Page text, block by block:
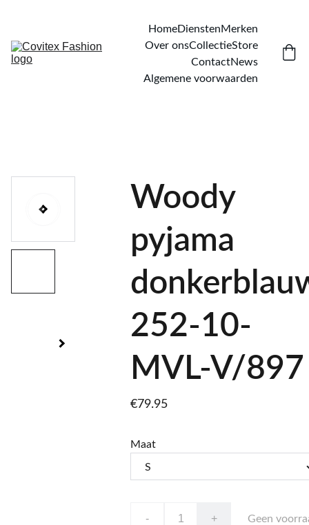
HomeDienstenMerken
Over onsCollectieStore
ContactNews
Algemene voorwaarden
Woody
pyjama
252-10-
MVL-V/897
€79.95
Maat
- + Geen